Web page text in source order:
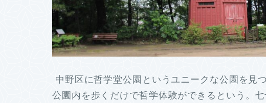
中野区に哲学堂公園というユニークな公園を見
公園内を歩くだけで哲学体験ができるという。